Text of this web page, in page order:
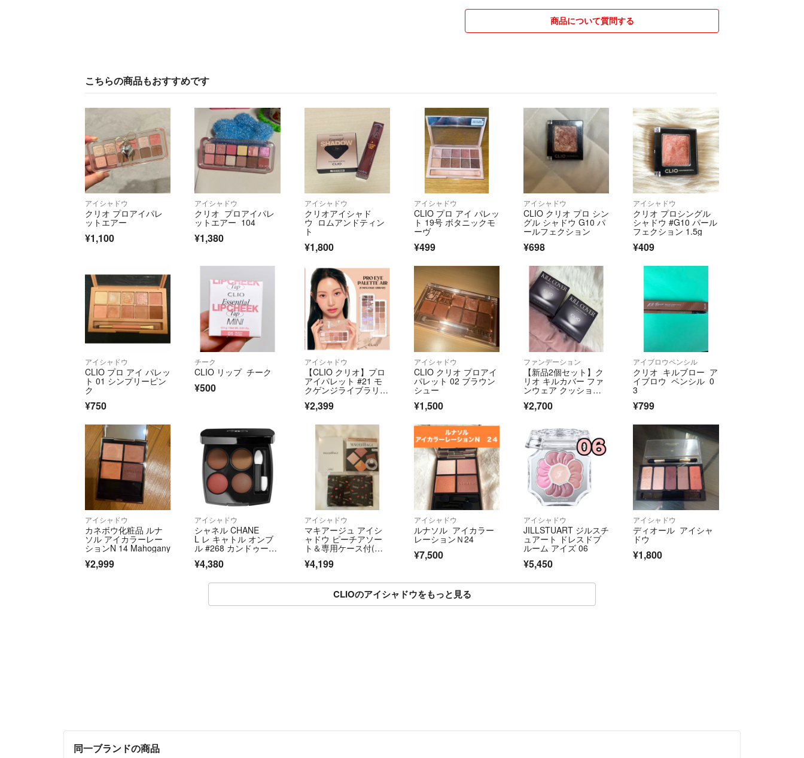
十分ご理解くださいませ。
洗濯洗剤は液体アタックZERO、柔軟剤は1番
香りの弱い、ハミングホワイトフローラルを
ですから基本的にお値引きは出来かねます。
ただし複数お引き取りいただける場合で、
同梱可能な場合に関しましては、重複送料分の
お値引きは致しております。
基本的には即日か翌日発送しております。
誰でも少しでも安く買いたいのは当たり前です。
ご予算がありますならば、値切るのではなくて
予算内で出品されている方とお取引なさって下
値下げ要求は「お前には見る目がない、それに
そんな価値はない」と言われている気持ちに
なります。
オークションでもないので、買い手側に金額を
指定されても困ります。。。
子供がお小遣いで買いたいから安くして、系の
お情け頂戴には申し訳ありませんが賛同出来
かねます。
たとえそれが真実としても、我が家ならお金が
足りないなら諦めるか、ランクを落とすか、
お手伝いバイトをさせます。
⚠️対応に疲れましたので値下げコメントは
スルーします。
本当に辟易しています。
甥っ子、姪っ子帰省時には予告なく大量に出品
取り下げてお下がりにあげることがあります。
☆お顔の見えないお取引だからこそ、お互いに
気持ちの良いお取引が出来ますよう務めさせて
いただきます。
質問にも誠意を持ってお答えしますので、
それに対する返答をお願いします。
商品について質問する
こちらの商品もおすすめです
アイシャドウ
クリオ プロアイパレ
ットエアー
¥1,100
アイシャドウ
クリオ プロアイパレ
ットエアー 104
¥1,380
アイシャドウ
クリオアイシャド
ウ ロムアンドティン
ト
¥1,800
アイシャドウ
CLIO プロ アイ パレッ
ト 19号 ボタニックモ
ーヴ
¥499
アイシャドウ
CLIO クリオ プロ シン
グル シャドウ G10 パ
ールフェクション
¥698
アイシャドウ
クリオ プロシングル
シャドウ #G10 パール
フェクション 1.5g
¥409
アイシャドウ
CLIO プロ アイ パレッ
ト 01 シンプリーピン
ク
¥750
チーク
CLIO リップ チーク
¥500
アイシャドウ
【CLIO クリオ】プロ
アイパレット #21 モ
クゲンジライブラリ
ー 韓国コスメ
¥2,399
アイシャドウ
CLIO クリオ プロアイ
パレット 02 ブラウン
シュー
¥1,500
ファンデーション
【新品2個セット】ク
リオ キルカバー ファ
ンウェア クッション 2
1C 本体
¥2,700
アイブロウペンシル
クリオ キルブロー ア
イブロウ ペンシル 0
3
¥799
アイシャドウ
カネボウ化粧品 ルナ
ソル アイカラーレー
ションN 14 Mahogany
¥2,999
アイシャドウ
シャネル CHANE
L レ キャトル オンブ
ル #268 カンドゥー
ル エ エク
¥4,380
アイシャドウ
マキアージュ アイシ
ャドウ ピーチアソー
ト＆専用ケース付(チ
ップなし）＆ミラー
¥4,199
アイシャドウ
ルナソル アイカラー
レーションＮ24
¥7,500
アイシャドウ
JILLSTUART ジルスチ
ュアート ドレスドブ
ルーム アイズ 06
¥5,450
アイシャドウ
ディオール アイシャ
ドウ
¥1,800
CLIOのアイシャドウをもっと見る
同一ブランドの商品